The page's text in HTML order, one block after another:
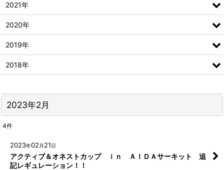
2023年2月
4件
2023年02 月 21日
アクティブ＆オネストカップ ｉｎ ＡＩＤＡサーキット 追
記レギュレーション！！
2021年
2020年
2019年
2018年